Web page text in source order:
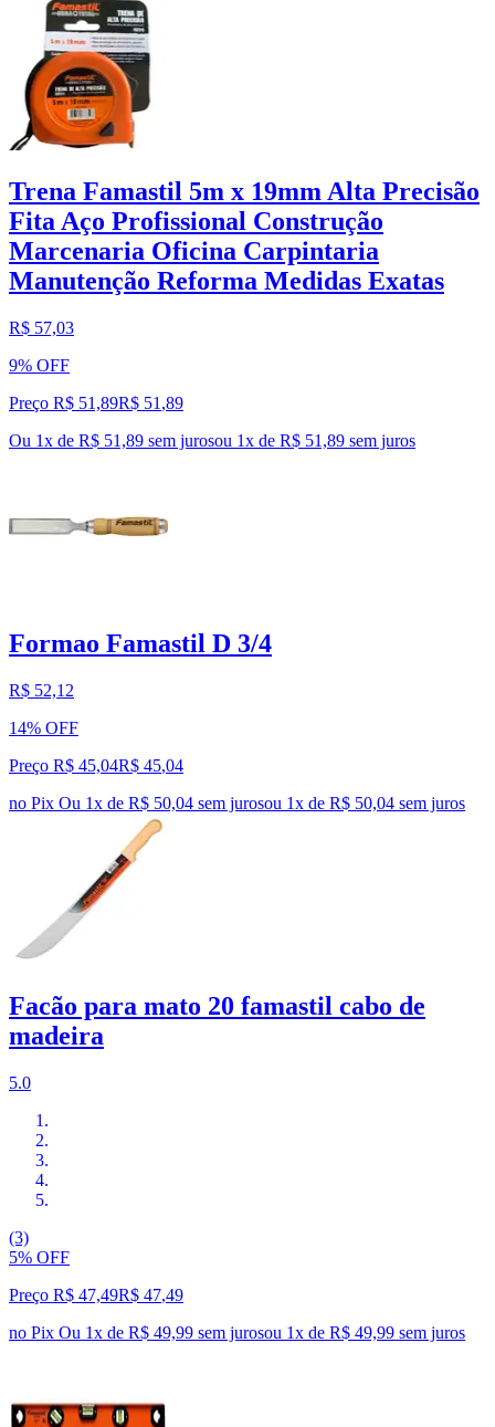
Trena Famastil 5m x 19mm Alta Precisão
Fita Aço Profissional Construção
Marcenaria Oficina Carpintaria
Manutenção Reforma Medidas Exatas
R$ 57,03
9% OFF
Preço R$ 51,89R$ 51 ,89
Ou 1x de R$ 51,89 sem jurosou 1x de R$ 51,89 sem juros
Formao Famastil D 3/4
R$ 52,12
14% OFF
Preço R$ 45,04R$ 45,04
no Pix Ou 1x de R$ 50,04 sem jurosou 1x de R$ 50,04 sem juros
Facão para mato 20 famastil cabo de
madeira
5.0
(3)
5% OFF
Preço R$ 47,49R$ 47,49
no Pix Ou 1x de R$ 49,99 sem jurosou 1x de R$ 49,99 sem juros